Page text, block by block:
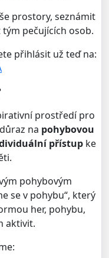
prostory, seznámit
pečujících osob.
přihlásit už teď na:
prostředí pro
na pohybovou
přístup ke
pohybovým
se v pohybu“, který
her, pohybu,
aktivit.